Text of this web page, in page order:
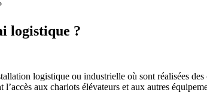
logistique ?
logistique ou industrielle où sont réalisées
aux chariots élévateurs et aux autres